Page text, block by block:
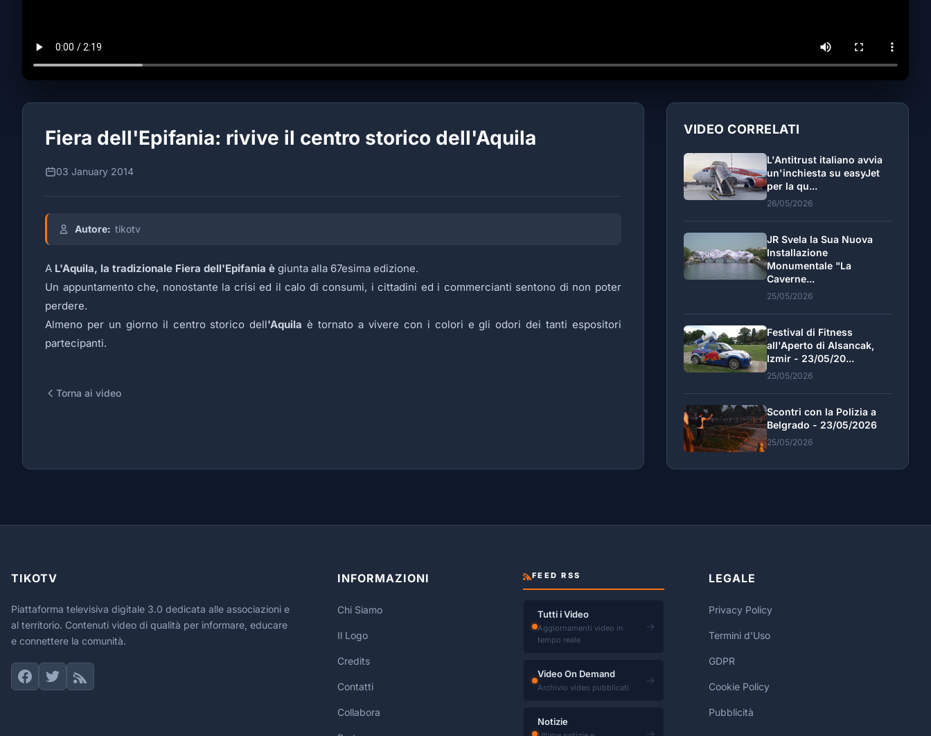
Fiera dell'Epifania: rivive il centro storico dell'Aquila
03 January 2014
Autore: tikotv
A L'Aquila, la tradizionale Fiera dell'Epifania è giunta alla 67esima edizione.
Un appuntamento che, nonostante la crisi ed il calo di consumi, i cittadini ed i commercianti sentono di non poter
perdere.
Almeno per un giorno il centro storico dell'Aquila è tornato a vivere con i colori e gli odori dei tanti espositori
partecipanti.
Torna ai video
VIDEO CORRELATI
L'Antitrust italiano avvia
un'inchiesta su easyJet
per la qu...
26/05/2026
JR Svela la Sua Nuova
Installazione
Monumentale "La
Caverne...
25/05/2026
Festival di Fitness
all'Aperto di Alsancak,
Izmir - 23/05/20...
25/05/2026
Scontri con la Polizia a
Belgrado - 23/05/2026
25/05/2026
TIKOTV
Piattaforma televisiva digitale 3.0 dedicata alle associazioni e
al territorio. Contenuti video di qualità per informare, educare
e connettere la comunità.
INFORMAZIONI
Chi Siamo
Il Logo
Credits
Contatti
Collabora
FEED RSS
Tutti i Video
Aggiornamenti video in
tempo reale
→
Video On Demand
Archivio video pubblicati
→
Notizie
LEGALE
Privacy Policy
Termini d'Uso
GDPR
Cookie Policy
Pubblicità